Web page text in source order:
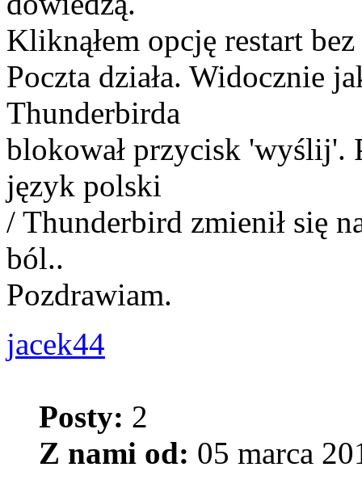
Kliknąłem opcję restart
Poczta działa. Widocznie
Thunderbirda
blokował przycisk 'wyślij'.
język polski
/ Thunderbird zmienił się
ból..
Pozdrawiam.
jacek44
Posty: 2
Z nami od: 05 marca